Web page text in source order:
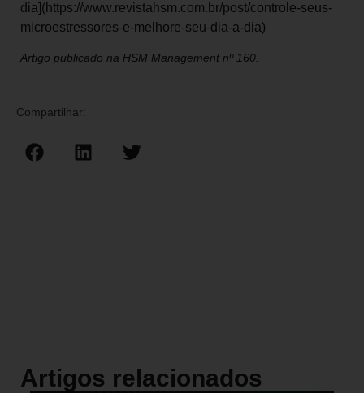
dia](https://www.revistahsm.com.br/post/controle-seus-
microestressores-e-melhore-seu-dia-a-dia)
Artigo publicado na HSM Management nº 160.
Compartilhar:
Artigos relacionados